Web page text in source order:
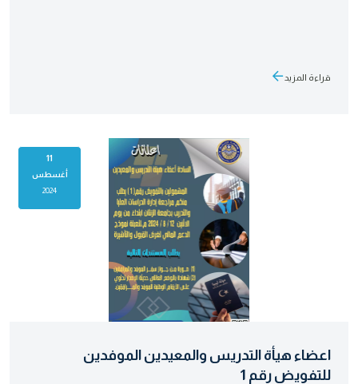
قراءة المزيد
11
أغسطس
2024
اعضاء هيأة التدريس والمعيدين الموفدين
للتفويض رقم 1